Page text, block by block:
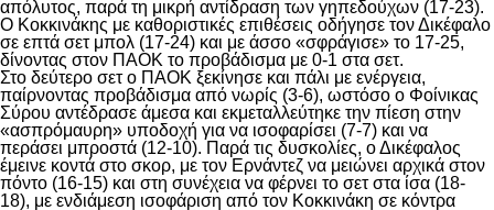
απόλυτος, παρά τη μικρή αντίδραση των γηπεδούχων (17-23).
Ο Κοκκινάκης με καθοριστικές επιθέσεις οδήγησε τον Δικέφαλο
σε επτά σετ μπολ (17-24) και με άσσο «σφράγισε» το 17-25,
δίνοντας στον ΠΑΟΚ το προβάδισμα με 0-1 στα σετ.
Στο δεύτερο σετ ο ΠΑΟΚ ξεκίνησε και πάλι με ενέργεια,
παίρνοντας προβάδισμα από νωρίς (3-6), ωστόσο ο Φοίνικας
Σύρου αντέδρασε άμεσα και εκμεταλλεύτηκε την πίεση στην
«ασπρόμαυρη» υποδοχή για να ισοφαρίσει (7-7) και να
περάσει μπροστά (12-10). Παρά τις δυσκολίες, ο Δικέφαλος
έμεινε κοντά στο σκορ, με τον Ερνάντεζ να μειώνει αρχικά στον
πόντο (16-15) και στη συνέχεια να φέρνει το σετ στα ίσα (18-
18), με ενδιάμεση ισοφάριση από τον Κοκκινάκη σε κόντρα